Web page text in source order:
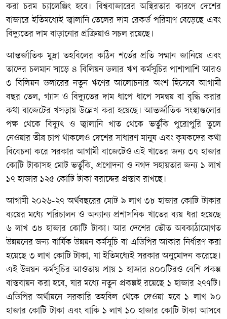
করা চরম চ্যালেঞ্জিং হবে। বিশ্ববাজারের অস্থিরতার কারণে দেশের
বাজারে ইতিমধ্যেই জ্বালানি তেলের দাম রেকর্ড পরিমাণ বেড়েছে এবং
বিদ্যুতের দাম বাড়ানোর প্রক্রিয়াও সচল রয়েছে।
আন্তর্জাতিক মুদ্রা তহবিলের কঠিন শর্তের প্রতি সম্মান জানিয়ে এবং
তাদের চলমান সাড়ে ৪ বিলিয়ন ডলার ঋণ কর্মসূচির পাশাপাশি আরও
৩ বিলিয়ন ডলারের নতুন ঋণের আলোচনার অংশ হিসেবে আগামী
বছর তেল, গ্যাস ও বিদ্যুতের দাম ধাপে ধাপে সমন্বয় বা বৃদ্ধি করার
কথা বাজেটের খসড়ায় উল্লেখ করা হয়েছে। আন্তর্জাতিক সংস্থাগুলোর
পক্ষ থেকে বিদ্যুৎ ও জ্বালানি খাত থেকে ভর্তুকি পুরোপুরি তুলে
নেওয়ার তীব্র চাপ থাকলেও দেশের সাধারণ মানুষ এবং কৃষকদের কথা
বিবেচনা করে সরকার আগামী বাজেটেও এই খাতের জন্য ৩৭ হাজার
কোটি টাকাসহ মোট ভর্তুকি, প্রণোদনা ও নগদ সহায়তার জন্য ১ লাখ
১৭ হাজার ১২৫ কোটি টাকা বরাদ্দের প্রস্তাব রাখছে।
আগামী ২০২৬-২৭ অর্থবছরের মোট ৯ লাখ ৩৮ হাজার কোটি টাকার
ব্যয়ের মধ্যে পরিচালন ও অন্যান্য প্রশাসনিক খাতের ব্যয় ধরা হয়েছে
৬ লাখ ৩৮ হাজার কোটি টাকা। আর দেশের ভৌত অবকাঠামোগত
উন্নয়নের জন্য বার্ষিক উন্নয়ন কর্মসূচি বা এডিপির আকার নির্ধারণ করা
হয়েছে ৩ লাখ কোটি টাকা, যা ইতিমধ্যেই সরকার অনুমোদন করেছে।
এই উন্নয়ন কর্মসূচির আওতায় প্রায় ১ হাজার ৪০০টিরও বেশি প্রকল্প
বাস্তবায়ন করা হবে, যার মধ্যে নতুন প্রকল্পই রয়েছে ১ হাজার ২৭৭টি।
এডিপির অর্থায়নে সরকারি তহবিল থেকে দেওয়া হবে ১ লাখ ৯০
হাজার কোটি টাকা এবং বাকি ১ লাখ ১০ হাজার কোটি টাকা আসবে